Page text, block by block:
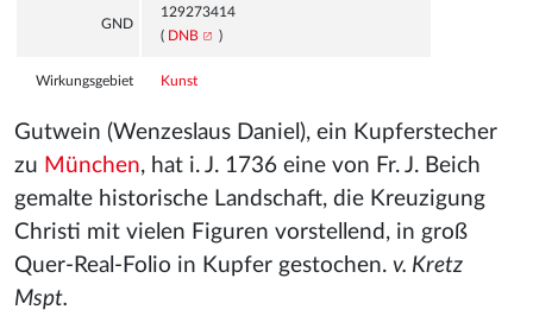
GND
129273414
( DNB )
Wirkungsgebiet Kunst
Gutwein (Wenzeslaus Daniel), ein Kupferstecher
zu München, hat i. J. 1736 eine von Fr. J. Beich
gemalte historische Landschaft, die Kreuzigung
Christi mit vielen Figuren vorstellend, in groß
Quer-Real-Folio in Kupfer gestochen. v. Kretz
Mspt.